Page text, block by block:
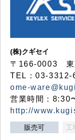
(株)クギセイ
〒166-0003 東
TEL：03-
ome-
営業時間：8:30
http://
販売可 工